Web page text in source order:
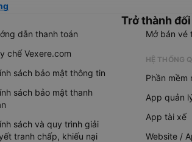
dẫn thanh toán
chế Vexere.com
sách bảo mật thông tin
sách bảo mật thanh
sách và quy trình giải
tranh chấp, khiếu nại
Trở thành
Mở bán vé
HỆ THỐNG
Phần mềm
App quản
App tài xế
Website /